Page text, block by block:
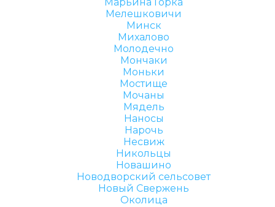
Мелешковичи
Минск
Михалово
Молодечно
Мончаки
Моньки
Мостище
Мочаны
Мядель
Наносы
Нарочь
Несвиж
Никольцы
Новашино
Новодворский сельсовет
Новый Свержень
Околица